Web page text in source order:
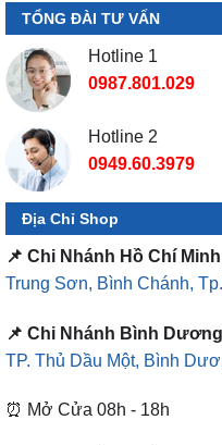
TỔNG ĐÀI TƯ VẤN
Hotline 1
0987.801.029
Hotline 2
0949.60.3979
Địa Chỉ Shop
📌 Chi Nhánh Hồ Chí
Trung Sơn, Bình Chánh,
📌 Chi Nhánh Bình
TP. Thủ Dầu Một, Bình
⏰ Mở Cửa 08h - 18h